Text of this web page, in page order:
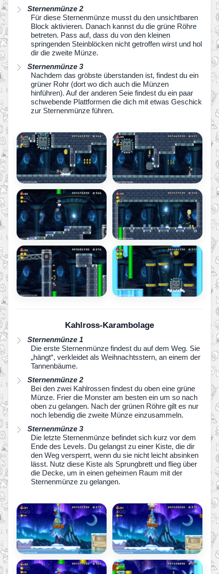
Sternenmünze 2
Für diese Sternenmünze musst du den unsichtbaren
Block aktivieren. Danach kannst du die grüne Röhre
betreten. Pass auf, dass du von den kleinen
springenden Steinblöcken nicht getroffen wirst und hol
dir die zweite Münze.
Sternenmünze 3
Nachdem das gröbste überstanden ist, findest du ein
grüner Rohr (dort wo dich auch die Münzen
hinführen). Auf der anderen Seie findest du ein paar
schwebende Plattformen die dich mit etwas Geschick
zur Sternenmünze führen.
Kahlross-Karambolage
Sternenmünze 1
Die erste Sternenmünze findest du auf dem Weg. Sie
„hängt“, verkleidet als Weihnachtsstern, an einem der
Tannenbäume.
Sternenmünze 2
Bei den zwei Kahlrossen findest du oben eine grüne
Münze. Frier die Monster am besten ein um so nach
oben zu gelangen. Nach der grünen Röhre gilt es nur
noch lebendig die zweite Münze einzusammeln.
Sternenmünze 3
Die letzte Sternenmünze befindet sich kurz vor dem
Ende des Levels. Du gelangst zu einer Kiste, die dir
den Weg versperrt, wenn du sie nicht leicht absinken
lässt. Nutz diese Kiste als Sprungbrett und flieg über
die Decke, um in einen geheimen Raum mit der
Sternenmünze zu gelangen.